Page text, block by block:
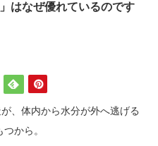
はなぜ優れているのです
、体内から水分が外へ逃げる
から。